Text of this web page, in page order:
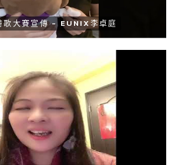
歌大賽宣傳 - EUNIX李卓庭